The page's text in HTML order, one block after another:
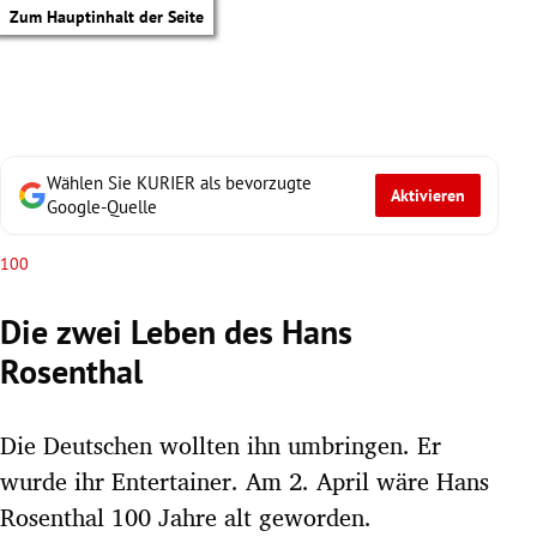
Zum Hauptinhalt der Seite
Untermenü
Wählen Sie KURIER als bevorzugte
Google-Quelle
Aktivieren
100
Die zwei Leben des Hans
Rosenthal
Die Deutschen wollten ihn umbringen. Er
wurde ihr Entertainer. Am 2. April wäre Hans
Rosenthal 100 Jahre alt geworden.